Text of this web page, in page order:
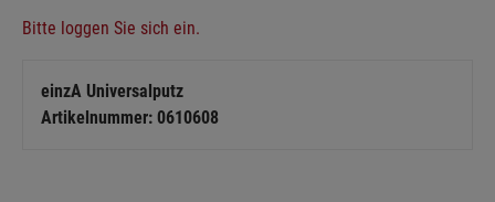
Bitte loggen Sie sich ein.
einzA Universalputz
Artikelnummer: 0610608